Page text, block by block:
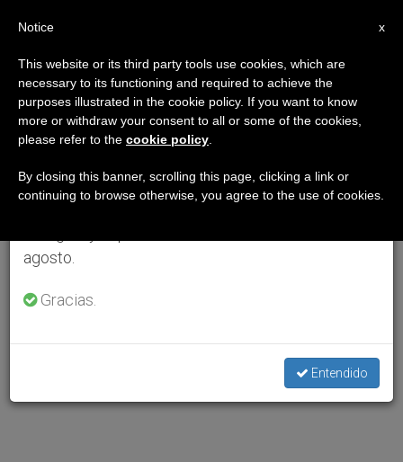
×
Aviso importante
Del 27 de julio al 7 de agosto haremos la pausa
anual, aprovechando que en el periodo de verano
se generan menos informaciones y también el
agosto.
Gracias.
Entendido
x
Notice
This website or its third party tools use cookies, which are
necessary to its functioning and required to achieve the
purposes illustrated in the cookie policy. If you want to know
more or withdraw your consent to all or some of the cookies,
please refer to the cookie policy
By closing this banner, scrolling this page, clicking a link or
continuing to browse otherwise, you agree to the use of cookies.